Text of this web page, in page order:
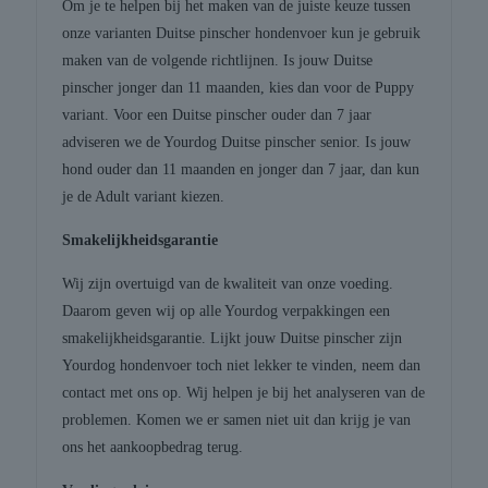
Om je te helpen bij het maken van de juiste keuze tussen
onze varianten Duitse pinscher hondenvoer kun je gebruik
maken van de volgende richtlijnen. Is jouw Duitse
pinscher jonger dan 11 maanden, kies dan voor de Puppy
variant. Voor een Duitse pinscher ouder dan 7 jaar
adviseren we de Yourdog Duitse pinscher senior. Is jouw
hond ouder dan 11 maanden en jonger dan 7 jaar, dan kun
je de Adult variant kiezen.
Smakelijkheidsgarantie
Wij zijn overtuigd van de kwaliteit van onze voeding.
Daarom geven wij op alle Yourdog verpakkingen een
smakelijkheidsgarantie. Lijkt jouw Duitse pinscher zijn
Yourdog hondenvoer toch niet lekker te vinden, neem dan
contact met ons op. Wij helpen je bij het analyseren van de
problemen. Komen we er samen niet uit dan krijg je van
ons het aankoopbedrag terug.